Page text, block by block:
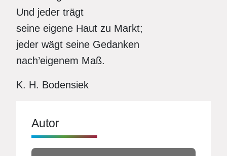
Und jeder trägt
seine eigene Haut zu Markt;
jeder wägt seine Gedanken
nach’eigenem Maß.
K. H. Bodensiek
Autor